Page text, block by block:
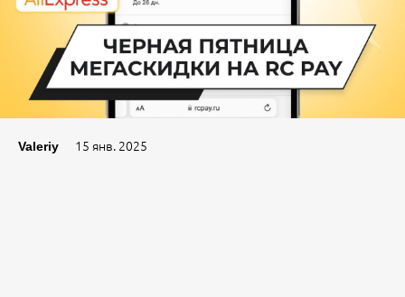
Valeriy 15 янв. 2025